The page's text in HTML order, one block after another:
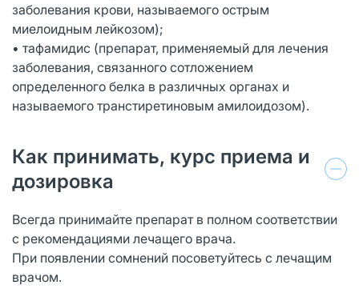
заболевания крови, называемого острым
миелоидным лейкозом);
• тафамидис (препарат, применяемый для лечения
заболевания, связанного сотложением
определенного белка в различных органах и
называемого транстиретиновым амилоидозом).
Как принимать, курс приема и
дозировка
Всегда принимайте препарат в полном соответствии
с рекомендациями лечащего врача.
При появлении сомнений посоветуйтесь с лечащим
врачом.